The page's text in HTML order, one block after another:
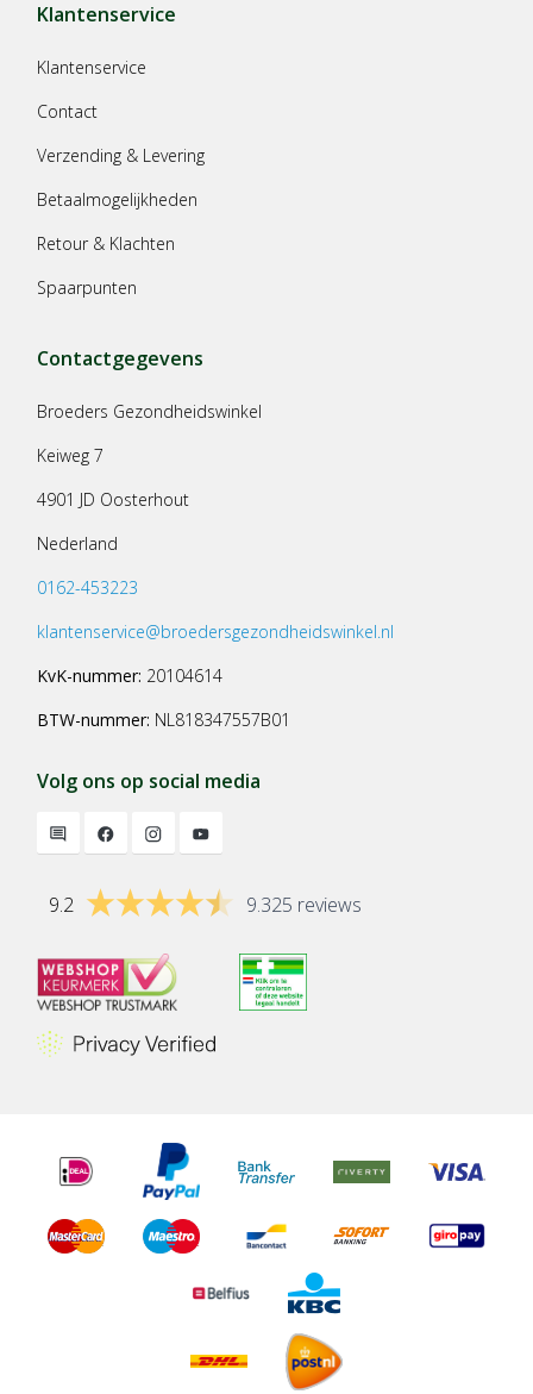
Klantenservice
Klantenservice
Contact
Verzending & Levering
Betaalmogelijkheden
Retour & Klachten
Spaarpunten
Contactgegevens
Broeders Gezondheidswinkel
Keiweg 7
4901 JD Oosterhout
Nederland
0162-453223
klantenservice@broedersgezondheidswinkel.nl
KvK-nummer: 20104614
BTW-nummer: NL818347557B01
Volg ons op social media
9.2 9.325 reviews